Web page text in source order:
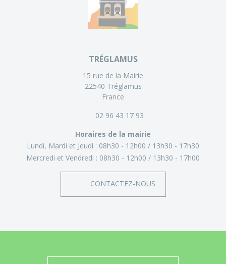
TRÉGLAMUS
15 rue de la Mairie
22540 Tréglamus
France
02 96 43 17 93
Horaires de la mairie
Lundi, Mardi et Jeudi : 08h30 - 12h00
13h30 - 17h30
Mercredi et Vendredi : 08h30 - 12h00 13h30 - 17h00
CONTACTEZ-NOUS